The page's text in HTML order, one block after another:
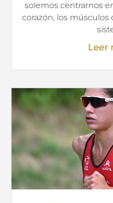
solemos centrarnos
corazón, los músculos
Leer